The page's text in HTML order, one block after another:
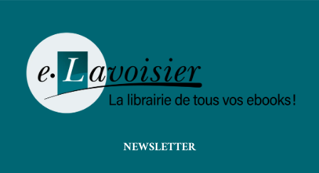
NEWSLETTER